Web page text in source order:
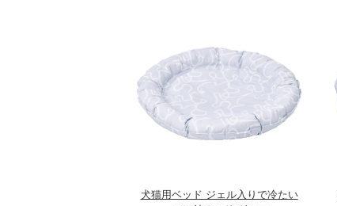
犬猫用ベッド ジェル入りで冷たい